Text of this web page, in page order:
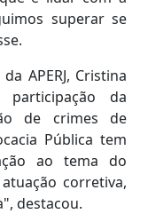
superar se
APERJ, Cristina
da
de crimes de
Pública tem
ao tema do
corretiva,
destacou.